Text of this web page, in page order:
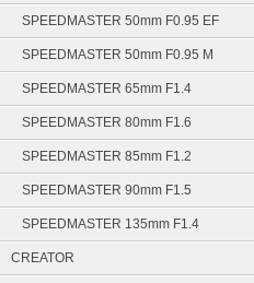
SPEEDMASTER 50mm F0.95 EF
SPEEDMASTER 50mm F0.95 M
SPEEDMASTER 65mm F1.4
SPEEDMASTER 80mm F1.6
SPEEDMASTER 85mm F1.2
SPEEDMASTER 90mm F1.5
SPEEDMASTER 135mm F1.4
CREATOR